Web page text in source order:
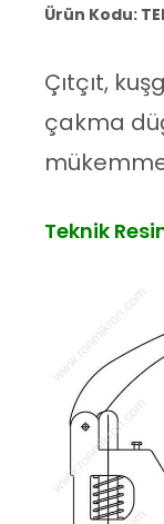
Ürün Kodu:
Çıtçıt,
çakma
Teknik